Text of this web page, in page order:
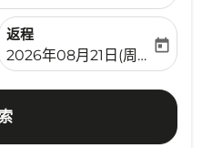
aria-label
返程
fc-booking-return-date-
2026年08月21日(周五)
today